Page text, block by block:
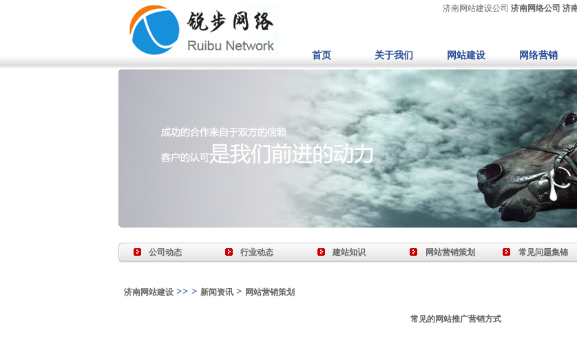
济南网站建设公司 济南网络公司 济
首页 关于我们 网站建设 网络营销
公司动态 行业动态 建站知识 网站营销策划 常见问题集锦
济南网站建设 >> > 新闻资讯 > 网站营销策划
常见的网站推广营销方式